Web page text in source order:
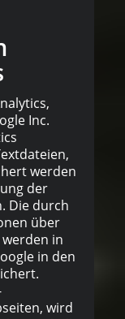
Inc.
werden
der
Die durch
über
in
in den
wird